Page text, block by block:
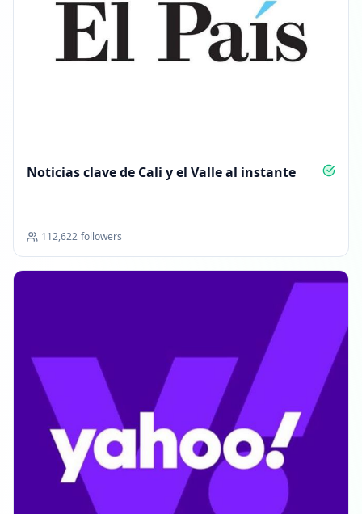
Noticias clave de Cali y el Valle al instante
112,622 followers